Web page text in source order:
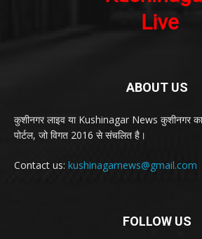
ABOUT US
कुशीनगर लाइव या Kushinagar News कुशीनगर
पोर्टल, जो विगत 2016 से संचलित है।
Contact us: kushinagarnews@gmail.com
FOLLOW US